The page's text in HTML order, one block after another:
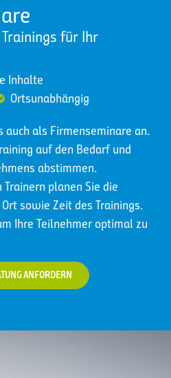
für Ihr
Inhalte
Ortsunabhängig
auch als Firmenseminare an.
auf den Bedarf und
abstimmen.
planen Sie die
sowie Zeit des Trainings.
Ihre Teilnehmer optimal zu
ANFORDERN